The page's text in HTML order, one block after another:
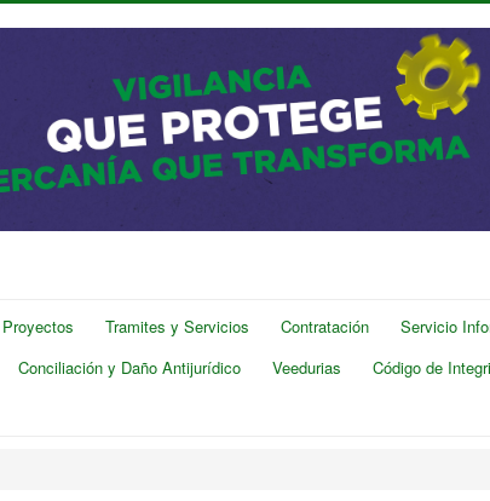
Tramites y Servicios Contratación
Servicio
Conciliación y Daño Antijurídico Veedurias
Código de